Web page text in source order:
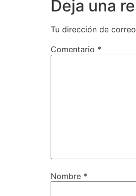
Deja una
Tu dirección de
Comentario *
Nombre *